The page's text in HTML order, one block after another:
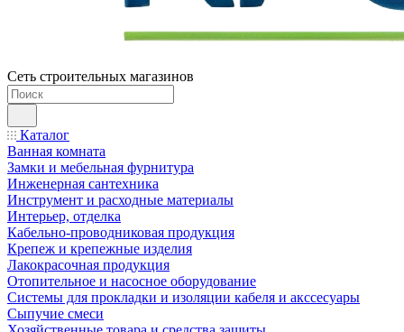
Сеть строительных магазинов
Каталог
Ванная комната
Замки и мебельная фурнитура
Инженерная сантехника
Инструмент и расходные материалы
Интерьер, отделка
Кабельно-проводниковая продукция
Крепеж и крепежные изделия
Лакокрасочная продукция
Отопительное и насосное оборудование
Системы для прокладки и изоляции кабеля и акссесуары
Сыпучие смеси